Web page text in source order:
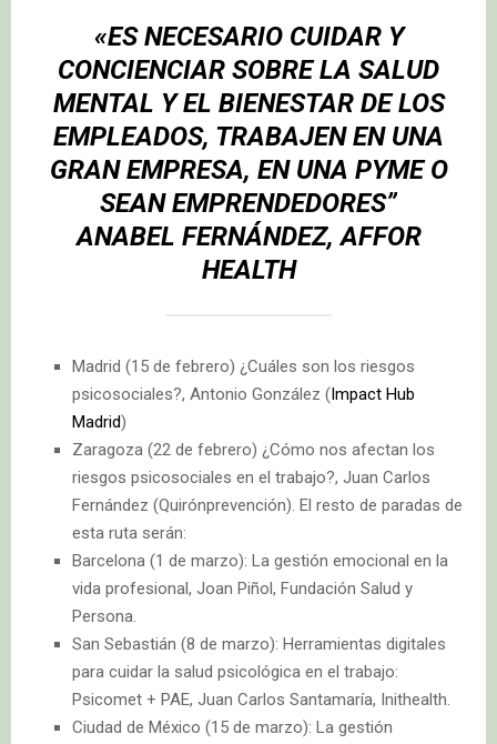
«ES NECESARIO CUIDAR Y
CONCIENCIAR SOBRE LA SALUD
MENTAL Y EL BIENESTAR DE LOS
EMPLEADOS, TRABAJEN EN UNA
GRAN EMPRESA, EN UNA PYME O
SEAN EMPRENDEDORES”
ANABEL FERNÁNDEZ, AFFOR
HEALTH
Madrid (15 de febrero) ¿Cuáles son los riesgos
psicosociales?, Antonio González (Impact Hub
Madrid)
Zaragoza (22 de febrero) ¿Cómo nos afectan los
riesgos psicosociales en el trabajo?, Juan Carlos
Fernández (Quirónprevención). El resto de paradas de
esta ruta serán:
Barcelona (1 de marzo): La gestión emocional en la
vida profesional, Joan Piñol, Fundación Salud y
Persona.
San Sebastián (8 de marzo): Herramientas digitales
para cuidar la salud psicológica en el trabajo:
Psicomet + PAE, Juan Carlos Santamaría, Inithealth.
Ciudad de México (15 de marzo): La gestión